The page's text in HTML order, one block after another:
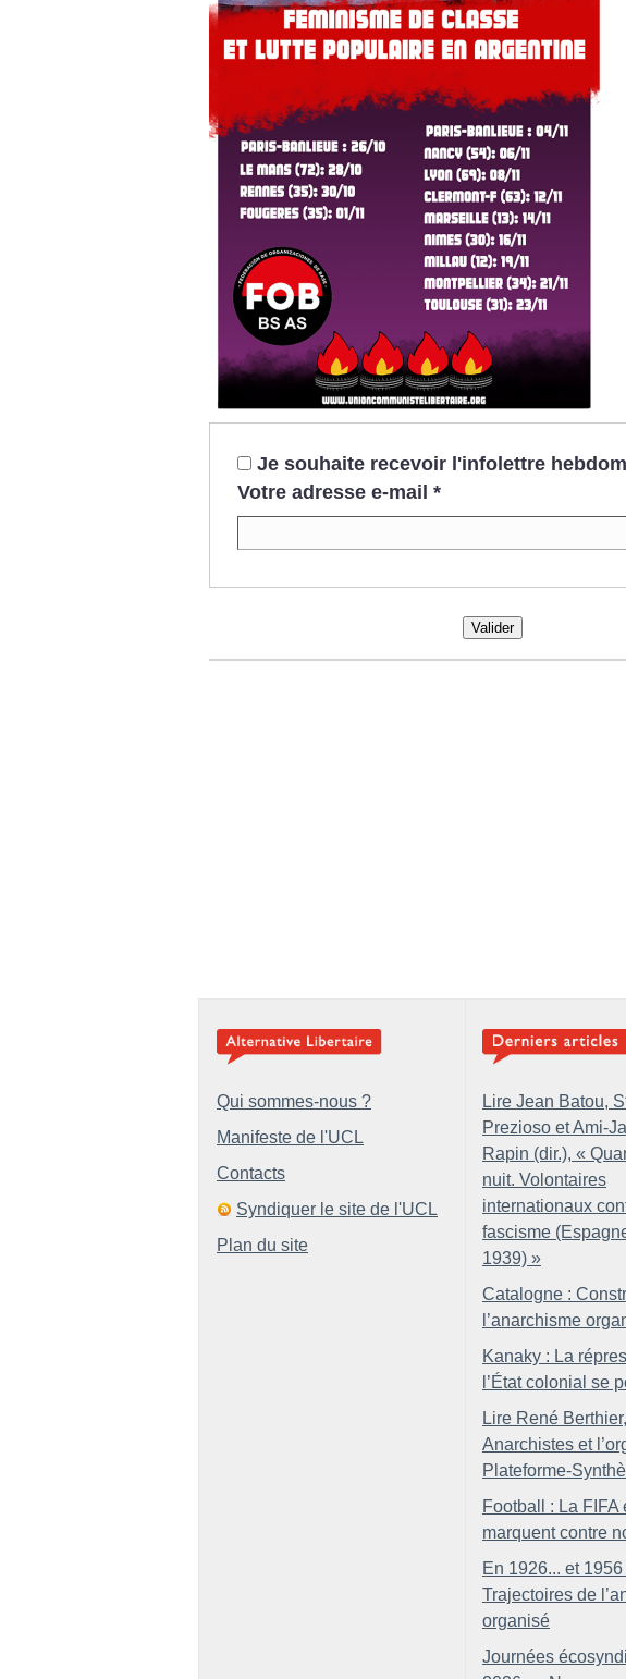
Je souhaite recevoir l'infolettre
Votre adresse e-mail *
Valider
Qui sommes-nous ?
Manifeste de l'UCL
Contacts
Syndiquer le site de l'UCL
Plan du site
Lire Jean Batou,
Prezioso et Ami-
Rapin (dir.), «
nuit. Volontaires
internationaux
fascisme
1939) »
Catalogne :
l’anarchisme
Kanaky : La
l’État colonial se
Lire René
Anarchistes et
Plateforme-
Football : La FIFA
marquent contre
En 1926... et 1956
Trajectoires de
organisé
Journées